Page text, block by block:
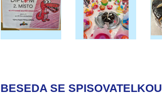
BESEDA SE SPISOVATELKOU